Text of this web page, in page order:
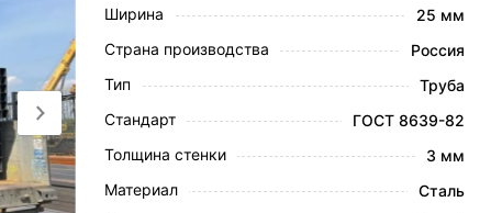
Ширина
25 мм
Страна производства
Россия
Тип
Труба
Стандарт
ГОСТ 8639-82
Толщина стенки
3 мм
Материал
Сталь